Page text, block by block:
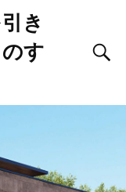
き
す